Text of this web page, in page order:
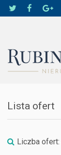
Lista ofert
Liczba ofert: